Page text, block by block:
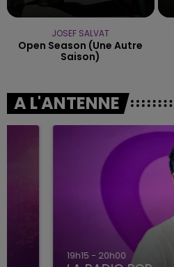
JOSEF SALVAT
Open Season (une Autre
Saison)
A L'ANTENNE
19h15 - 20h00